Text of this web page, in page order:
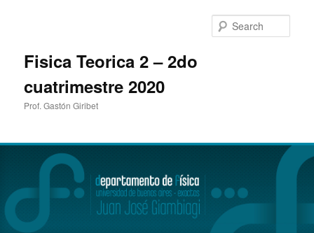
Fisica Teorica 2 – 2do
cuatrimestre 2020
Prof. Gastón Giribet